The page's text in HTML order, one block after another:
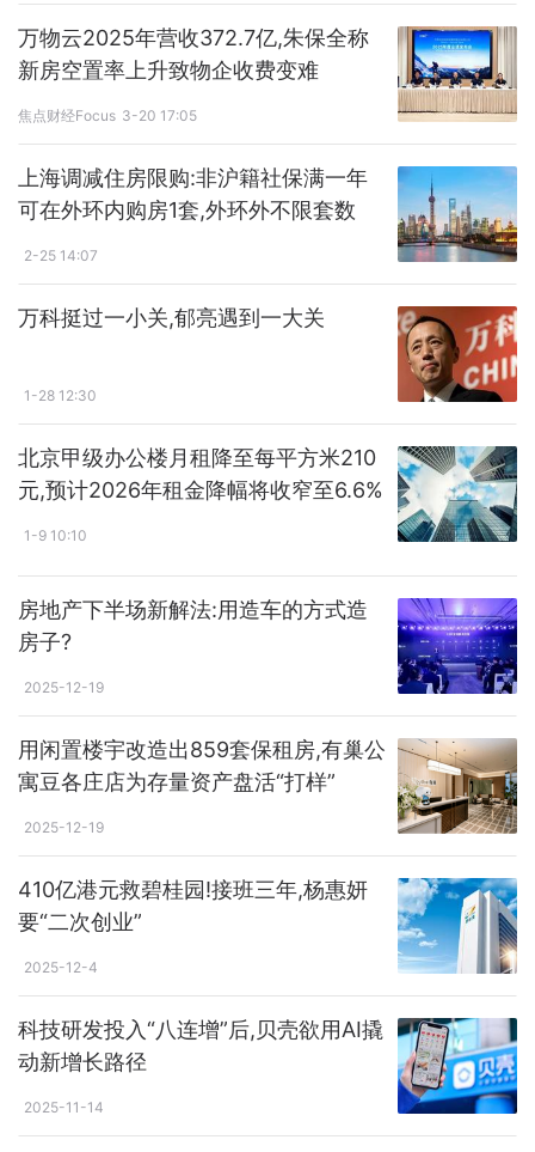
万物云2025年营收372.7亿,朱保全称
新房空置率上升致物企收费变难
焦点财经Focus 3-20 17:05
上海调减住房限购:非沪籍社保满一年
可在外环内购房1套,外环外不限套数
2-25 14:07
万科挺过一小关,郁亮遇到一大关
1-28 12:30
北京甲级办公楼月租降至每平方米210
元,预计2026年租金降幅将收窄至6.6%
1-9 10:10
房地产下半场新解法:用造车的方式造
房子?
2025-12-19
用闲置楼宇改造出859套保租房,有巢公
寓豆各庄店为存量资产盘活“打样”
2025-12-19
410亿港元救碧桂园!接班三年,杨惠妍
要“二次创业”
2025-12-4
科技研发投入“八连增”后,贝壳欲用AI撬
动新增长路径
2025-11-14